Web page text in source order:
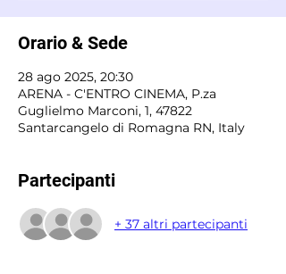
Orario & Sede
28 ago 2025, 20:30
ARENA - C'ENTRO CINEMA, P.za
Guglielmo Marconi, 1, 47822
Santarcangelo di Romagna RN, Italy
Partecipanti
+ 37 altri partecipanti